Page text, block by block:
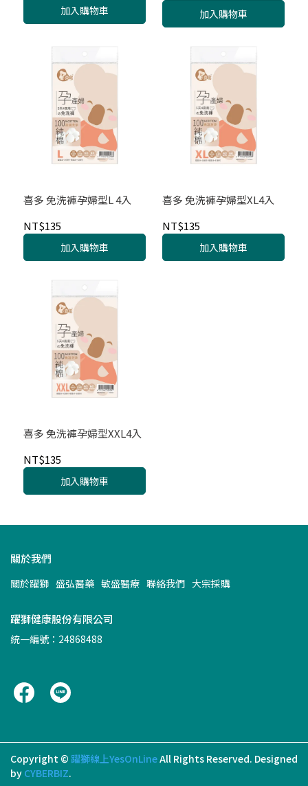
加入購物車 加入購物車
喜多 免洗褲孕婦型L 4入
NT$135
加入購物車
喜多 免洗褲孕婦型XL4入
NT$135
加入購物車
喜多 免洗褲孕婦型XXL4入
NT$135
加入購物車
關於我們
關於躍獅 盛弘醫藥 敏盛醫療 聯絡我們 大宗採購
躍獅健康股份有限公司
統一編號：24868488
Copyright © 躍獅線上YesOnLineAll Rights Reserved. Designed
by CYBERBIZ.